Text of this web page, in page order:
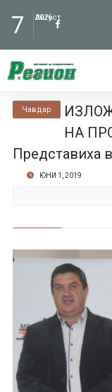
7 Август
2026
Чавдар
НА
Представиха
ЮНИ 1, 2019